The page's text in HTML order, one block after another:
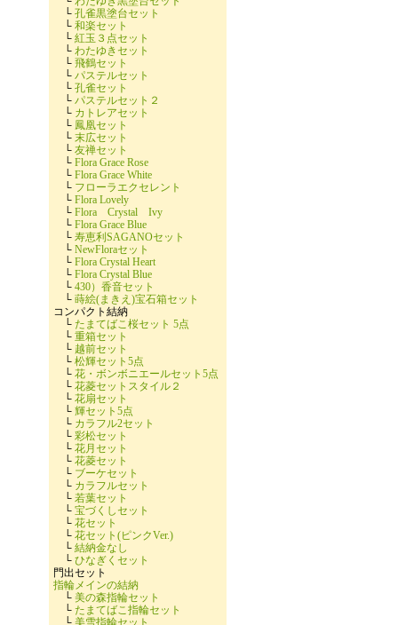
└ 孔雀黒塗台セット
└ 和楽セット
└ 紅玉３点セット
└ わたゆきセット
└ 飛鶴セット
└ パステルセット
└ 孔雀セット
└ パステルセット２
└ カトレアセット
└ 鳳凰セット
└ 末広セット
└ 友禅セット
└ Flora Grace Rose
└ Flora Grace White
└ フローラエクセレント
└ Flora Lovely
└ Flora Crystal Ivy
└ Flora Grace Blue
└ 寿恵利SAGANOセット
└ NewFloraセット
└ Flora Crystal Heart
└ Flora Crystal Blue
└ 430）香音セット
└ 蒔絵(まきえ)宝石箱セット
コンパクト結納
└ たまてばこ桜セット 5点
└ 重箱セット
└ 越前セット
└ 松輝セット5点
└ 花・ボンボニエールセット5点
└ 花菱セットスタイル２
└ 花扇セット
└ 輝セット5点
└ カラフル2セット
└ 彩松セット
└ 花月セット
└ 花菱セット
└ ブーケセット
└ カラフルセット
└ 若葉セット
└ 宝づくしセット
└ 花セット
└ 花セット(ピンクVer.)
└ 結納金なし
└ ひなぎくセット
門出セット
指輪メインの結納
└ 美の森指輪セット
└ たまてばこ指輪セット
└ 美雪指輪セット